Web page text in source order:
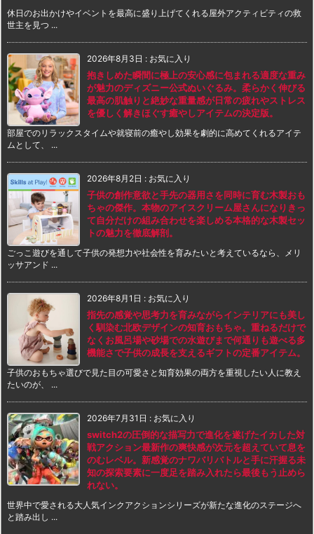
休日のお出かけやイベントを最高に盛り上げてくれる屋外アクティビティの救
世主を見つ ...
2026年8月3日 : お気に入り
抱きしめた瞬間に極上の安心感に包まれる適度な重み
が魅力のディズニー公式ぬいぐるみ。柔らかく伸びる
最高の肌触りと絶妙な重量感が日常の疲れやストレス
を優しく解きほぐす癒やしアイテムの決定版。
部屋でのリラックスタイムや就寝前の癒やし効果を劇的に高めてくれるアイテ
ムとして、 ...
2026年8月2日 : お気に入り
子供の創作意欲と手先の器用さを同時に育む木製おも
ちゃの傑作。本物のアイスクリーム屋さんになりきっ
て自分だけの組み合わせを楽しめる本格的な木製セッ
トの魅力を徹底解剖。
ごっこ遊びを通して子供の発想力や社会性を育みたいと考えているなら、メリ
ッサアンド ...
2026年8月1日 : お気に入り
指先の感覚や思考力を育みながらインテリアにも美し
く馴染む北欧デザインの知育おもちゃ。重ねるだけで
なくお風呂場や砂場での水遊びまで何通りも遊べる多
機能さで子供の成長を支えるギフトの定番アイテム。
子供のおもちゃ選びで見た目の可愛さと知育効果の両方を重視したい人に教え
たいのが、 ...
2026年7月31日 : お気に入り
switch2の圧倒的な描写力で進化を遂げたイカした対
戦アクション最新作の爽快感が次元を超えていて息を
のむレベル。新感覚のナワバリバトルと手に汗握る未
知の探索要素に一度足を踏み入れたら最後もう止めら
れない。
世界中で愛される大人気インクアクションシリーズが新たな進化のステージへ
と踏み出し ...